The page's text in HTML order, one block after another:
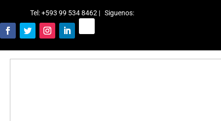
Tel: +593 99 534 8462 | Siguenos: